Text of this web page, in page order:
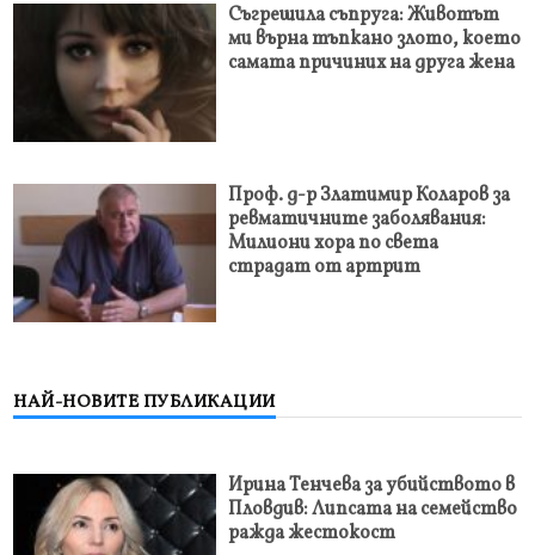
Съгрешила съпруга: Животът
ми върна тъпкано злото, което
самата причиних на друга жена
Проф. д-р Златимир Коларов за
ревматичните заболявания:
Милиони хора по света
страдат от артрит
НАЙ-НОВИТЕ ПУБЛИКАЦИИ
Ирина Тенчева за убийството в
Пловдив: Липсата на семейство
ражда жестокост